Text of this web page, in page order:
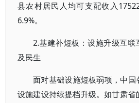
县农村居民人均可支配收入
6.9%。
2.基建补短板：设施升级互联
及民生
面对基础设施短板弱项，中国
设施建设持续提档升级。如甘肃省